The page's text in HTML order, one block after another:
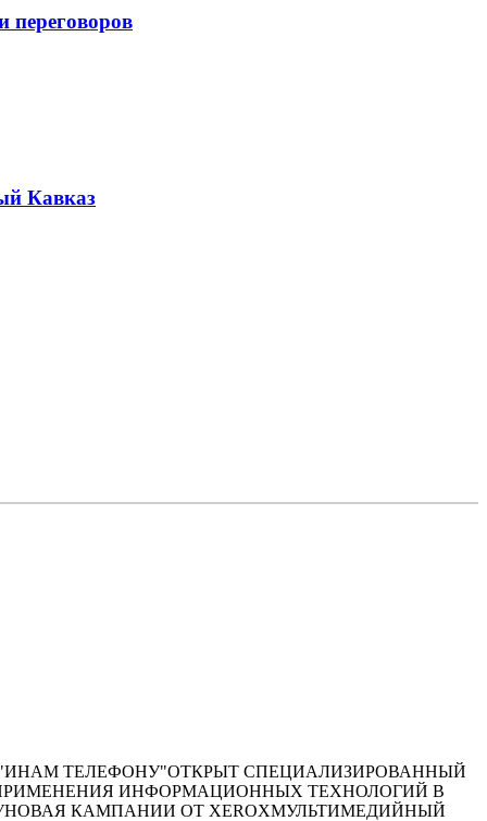
переговоров
Кавказ
"ИНАМ ТЕЛЕФОНУ"ОТКРЫТ СПЕЦИАЛИЗИРОВАННЫЙ
ИНФОРМАЦИОННЫХ ТЕХНОЛОГИЙ В
КАМПАНИИ ОТ XEROXМУЛЬТИМЕДИЙНЫЙ